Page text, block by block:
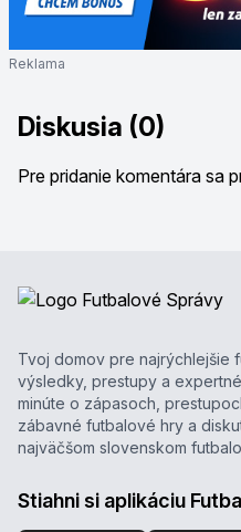
Reklama
Diskusia (0)
Pre pridanie komentára sa
Tvoj domov pre najrýchlejšie
výsledky, prestupy a
minúte o zápasoch,
zábavné futbalové hry a
najväčšom slovenskom
Stiahni si aplikáciu